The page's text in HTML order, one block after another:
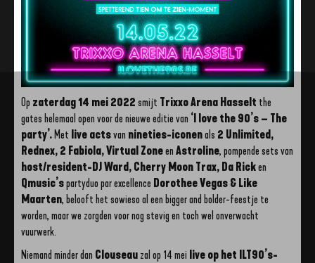
Op zaterdag 14 mei 2022smijt Trixxo Arena Hasselt the
gates helemaal open voor de nieuwe editie van ‘I love the 90’s – The
party’. Met live actsvan nineties-iconenals 2 Unlimited,
Rednex, 2 Fabiola, Virtual ZoneenAstroline, pompende sets van
host/resident-DJ Ward, Cherry Moon Trax, Da Ricken
Qmusic’spartyduo par excellence Dorothee Vegas & Like
Maarten, belooft het sowieso al een bigger and bolder-feestje te
worden, maar we zorgden voor nog stevig en toch wel onverwacht
vuurwerk.
Niemand minder dan Clouseauzal op 14 mei live op het ILT90’s-